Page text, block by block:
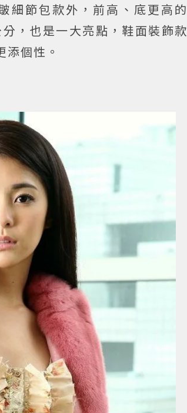
細節包款外，前高、底更高的
，也是一大亮點，鞋面裝飾款
個性。